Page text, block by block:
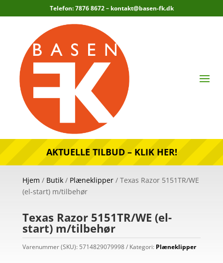
Telefon: 7876 8672 – kontakt@basen-fk.dk
AKTUELLE TILBUD – KLIK HER!
Hjem / Butik/ Plæneklipper/ Texas Razor 5151TR/WE
(el-start) m/tilbehør
Texas Razor 5151TR/WE (el-
start) m/tilbehør
Varenummer (SKU): 5714829079998 Kategori: Plæneklipper